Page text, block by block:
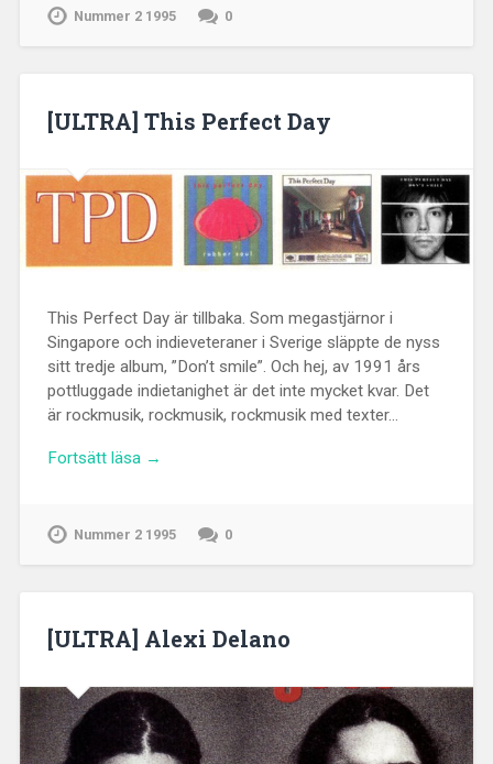
Nummer 2 1995 0
[ULTRA] This Perfect Day
This Perfect Day är tillbaka. Som megastjärnor i
Singapore och indieveteraner i Sverige släppte de nyss
sitt tredje album, ”Don’t smile”. Och hej, av 1991 års
pottluggade indietanighet är det inte mycket kvar. Det
är rockmusik, rockmusik, rockmusik med texter…
Fortsätt läsa →
Nummer 2 1995 0
[ULTRA] Alexi Delano